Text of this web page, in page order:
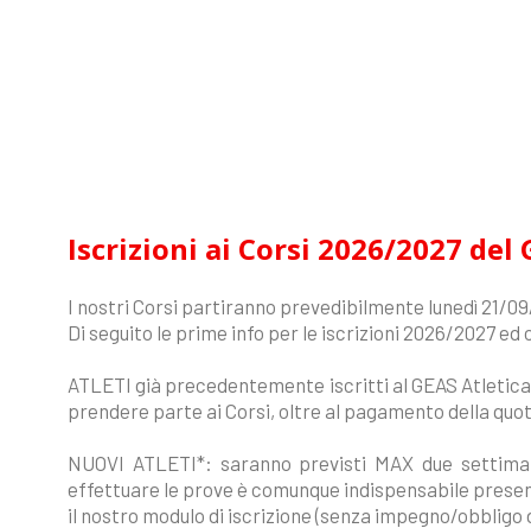
Iscrizioni ai Corsi 2026/2027 del
I nostri Corsi partiranno prevedibilmente lunedì 21/
Di seguito le prime info per le iscrizioni 2026/2027
ATLETI già precedentemente iscritti al GEAS
prendere parte ai Corsi, oltre al pagamento della
NUOVI ATLETI*: saranno previsti MAX due
effettuare le prove è comunque indispensabile
il nostro modulo di iscrizione (senza impegno/